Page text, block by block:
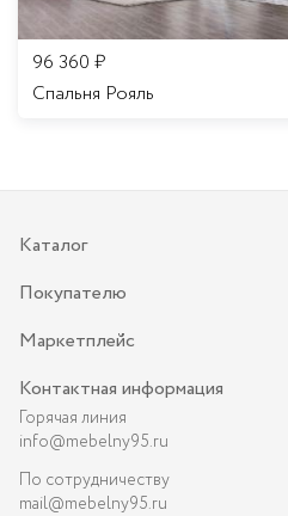
96 360 ₽
Спальня Рояль
Каталог
Покупателю
Маркетплейс
Контактная информация
Горячая линия
info@mebelny95.ru
По сотрудничеству
mail@mebelny95.ru